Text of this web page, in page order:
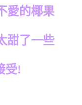
愛的椰果
甜了一些
受!